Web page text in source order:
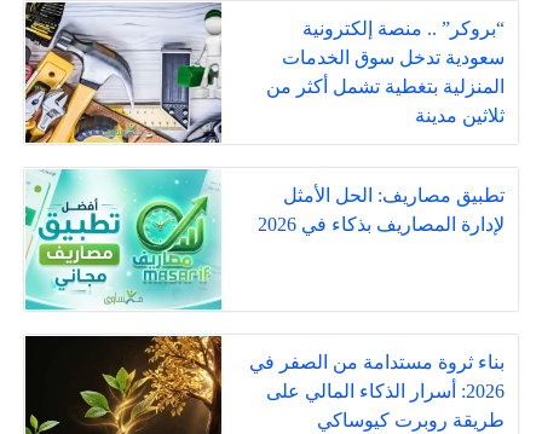
“بروكر” .. منصة إلكترونية
سعودية تدخل سوق الخدمات
المنزلية بتغطية تشمل أكثر من
ثلاثين مدينة
تطبيق مصاريف: الحل الأمثل
لإدارة المصاريف بذكاء في 2026
بناء ثروة مستدامة من الصفر في
2026: أسرار الذكاء المالي على
طريقة روبرت كيوساكي